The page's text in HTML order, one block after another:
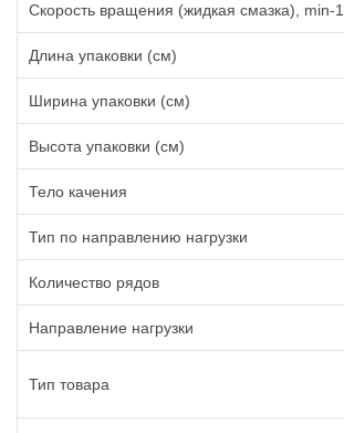
Скорость вращения (жидкая смазка), min-1
Длина упаковки (см)
Ширина упаковки (см)
Высота упаковки (см)
Тело качения
Тип по направлению нагрузки
Количество рядов
Направление нагрузки
Тип товара